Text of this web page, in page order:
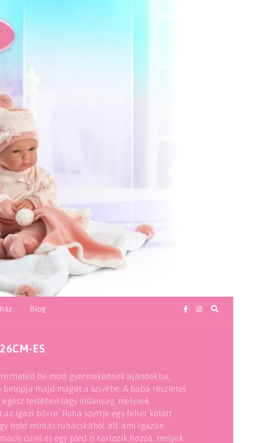
Blog
ES
be most gyermekednek ajándékba,
majd magát a szívébe. A baba részletes
testében lágy műanyag, melynek
igazi bőrre. Ruha szettje egy fehér kötött
hold mintás ruhácskából áll, ami igazán
cumi és egy pléd is tartozik hozzá, melyek